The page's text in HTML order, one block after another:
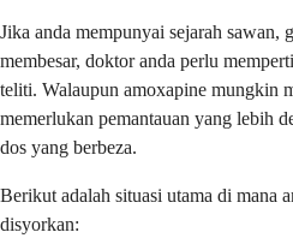
Jika anda mempunyai sejarah sawan,
membesar, doktor anda perlu
teliti. Walaupun amoxapine mungkin
memerlukan pemantauan yang lebih
dos yang berbeza.
Berikut adalah situasi utama di mana
disyorkan: